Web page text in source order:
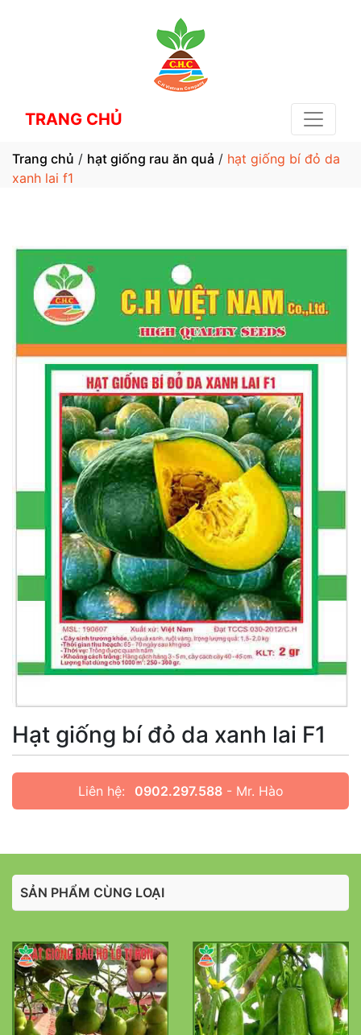
TRANG CHỦ
Trang chủ / hạt giống rau ăn quả / hạt giống bí đỏ da
xanh lai f1
Hạt giống bí đỏ da xanh lai F1
Liên hệ: 0902.297.588- Mr. Hào
SẢN PHẨM CÙNG LOẠI